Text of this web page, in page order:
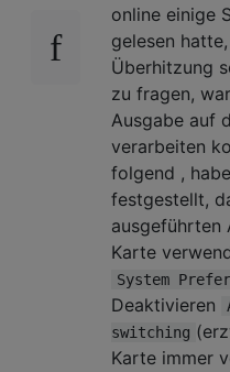
online einige
gelesen
Überhitzung
zu fragen,
Ausgabe auf
verarbeiten
folgend ,
festgestellt,
ausgeführten
Karte
System
Deaktivieren
switching
Karte immer